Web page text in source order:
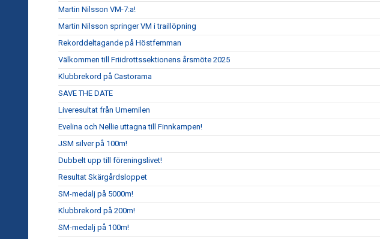
Martin Nilsson VM-7:a!
Martin Nilsson springer VM i traillöpning
Rekorddeltagande på Höstfemman
Välkommen till Friidrottssektionens årsmöte 2025
Klubbrekord på Castorama
SAVE THE DATE
Liveresultat från Umemilen
Evelina och Nellie uttagna till Finnkampen!
JSM silver på 100m!
Dubbelt upp till föreningslivet!
Resultat Skärgårdsloppet
SM-medalj på 5000m!
Klubbrekord på 200m!
SM-medalj på 100m!